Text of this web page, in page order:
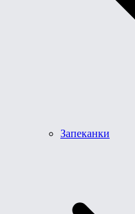
Запеканки